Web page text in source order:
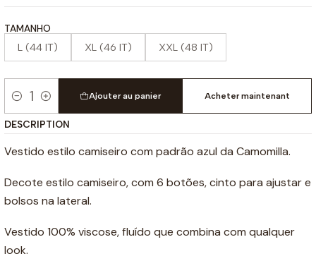
TAMANHO
L (44 IT) XL (46 IT) XXL (48 IT)
Quantité
Ajouter au panier Acheter maintenant
DESCRIPTION
Vestido estilo camiseiro com padrão azul da Camomilla.
Decote estilo camiseiro, com 6 botões, cinto para ajustar e
bolsos na lateral.
Vestido 100% viscose, fluído que combina com qualquer
look.